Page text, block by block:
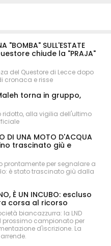
"BOMBA" SULL'ESTATE
chiude la "PRAJA"
del Questore di Lecce dopo
cronaca e risse
Maleh torna in gruppo,
ridotto, alla vigilia dell'ultimo
DI UNA MOTO D'ACQUA
trascinato giù e
prontamente per segnalare a
è stato trascinato giù dalla
È UN INCUBO: escluso
corsa al ricorso
biancazzurra: la LND
prossimo campionato per
d'iscrizione. La